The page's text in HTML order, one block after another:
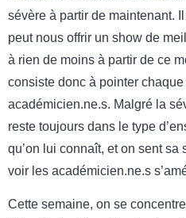
sévère à partir de maintenant.
peut nous offrir un show de
à rien de moins à partir de ce
consiste donc à pointer
académicien.ne.s. Malgré la
reste toujours dans le type
qu’on lui connaît, et on sent
voir les académicien.ne.s
Cette semaine, on se